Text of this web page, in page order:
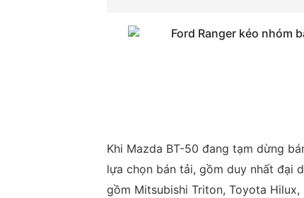
Khi Mazda BT-50 đang tạm dừng
lựa chọn bán tải, gồm duy nhất đại
gồm Mitsubishi Triton, Toyota Hilux,